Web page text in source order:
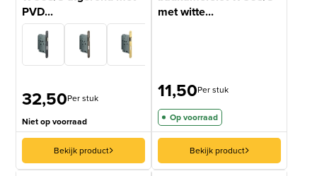
PVD...
32,50Per stuk
Niet op voorraad
Bekijk product
met witte...
11,50Per stuk
Op voorraad
Bekijk product